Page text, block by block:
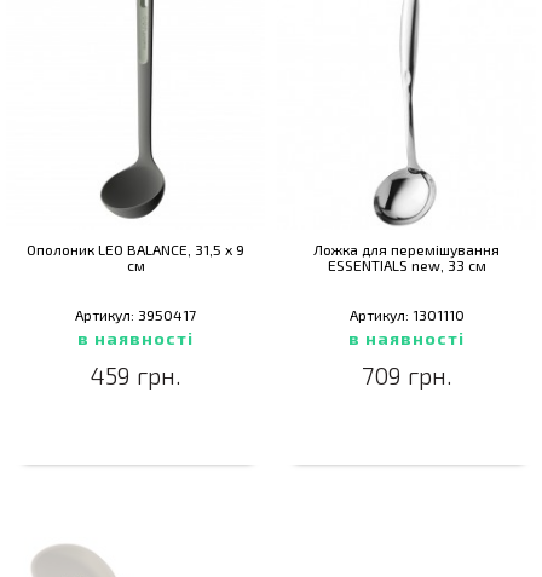
Ополоник LEO BALANCE, 31,5 х 9
см
Артикул: 3950417
в наявності
459 грн.
Ложка для перемішування
ESSENTIALS new, 33 см
Артикул: 1301110
в наявності
709 грн.